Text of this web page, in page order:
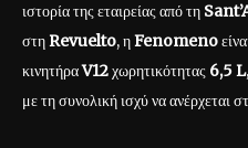
ιστορία της εταιρείας από τη
στηRevuelto, ηFenomeno
κινητήραV12χωρητικότητας 6,5 L
με τη συνολική ισχύ να ανέρχεται